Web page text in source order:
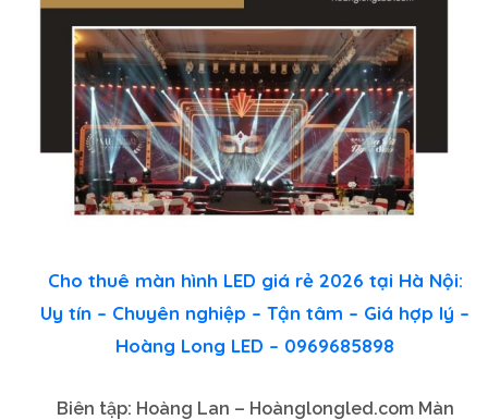
Cho thuê màn hình LED giá rẻ 2026 tại Hà Nội:
Uy tín – Chuyên nghiệp – Tận tâm – Giá hợp lý –
Hoàng Long LED – 0969685898
Biên tập: Hoàng Lan – Hoànglongled.com Màn